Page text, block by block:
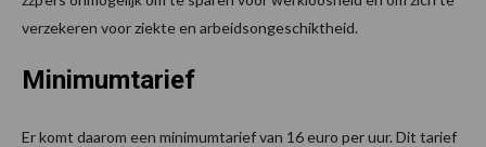
verzekeren voor ziekte en arbeidsongeschiktheid.
Minimumtarief
Er komt daarom een minimumtarief van 16 euro per uur. Dit tarief